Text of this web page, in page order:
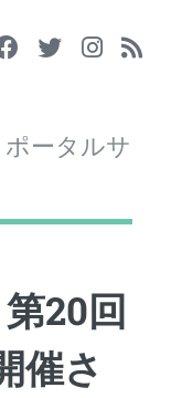
ポータルサ
20回
催さ